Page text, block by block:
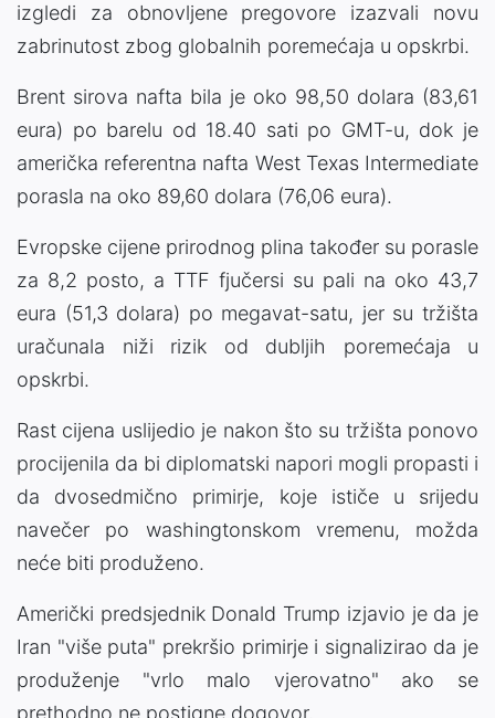
izgledi za obnovljene pregovore izazvali novu
zabrinutost zbog globalnih poremećaja u opskrbi.
Brent sirova nafta bila je oko 98,50 dolara (83,61
eura) po barelu od 18.40 sati po GMT-u, dok je
američka referentna nafta West Texas Intermediate
porasla na oko 89,60 dolara (76,06 eura).
Evropske cijene prirodnog plina također su porasle
za 8,2 posto, a TTF fjučersi su pali na oko 43,7
eura (51,3 dolara) po megavat-satu, jer su tržišta
uračunala niži rizik od dubljih poremećaja u
opskrbi.
Rast cijena uslijedio je nakon što su tržišta ponovo
procijenila da bi diplomatski napori mogli propasti i
da dvosedmično primirje, koje ističe u srijedu
navečer po washingtonskom vremenu, možda
neće biti produženo.
Američki predsjednik Donald Trump izjavio je da je
Iran "više puta" prekršio primirje i signalizirao da je
produženje "vrlo malo vjerovatno" ako se
prethodno ne postigne dogovor.